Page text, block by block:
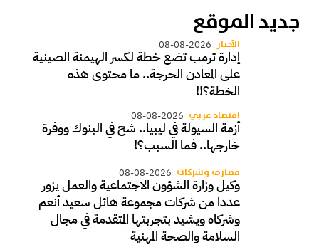
جديد الموقع
الأخبار 08-08-2026
إدارة ترمب تضع خطة لكسر الهيمنة الصينية
على المعادن الحرجة.. ما محتوى هذه
الخطة؟!!
اقتصاد عربي 08-08-2026
أزمة السيولة في ليبيا.. شح في البنوك ووفرة
خارجها.. فما السبب؟!
مصارف وشركات 08-08-2026
وكيل وزارة الشؤون الاجتماعية والعمل يزور
عددا من شركات مجموعة هائل سعيد أنعم
وشركاه ويشيد بتجربتها المتقدمة في مجال
السلامة والصحة المهنية